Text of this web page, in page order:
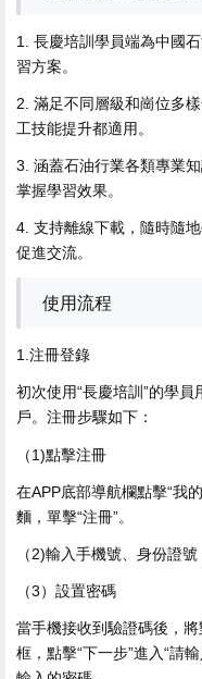
1. 長慶培訓學員端為中國
習方案。
2. 滿足不同層級和崗位多
工技能提升都適用。
3. 涵蓋石油行業各類專業
掌握學習效果。
4. 支持離線下載，隨時隨
促進交流。
使用流程
1.注冊登錄
初次使用“長慶培訓”的學
戶。注冊步驟如下：
（1)點擊注冊
在APP底部導航欄點擊“我
麵，單擊“注冊”。
（2)輸入手機號、身份證
（3）設置密碼
當手機接收到驗證碼後，
框，點擊“下一步”進入“請